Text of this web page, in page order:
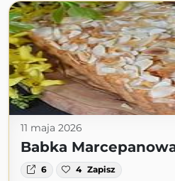
11 maja 2026
Babka
6 4 Zapisz